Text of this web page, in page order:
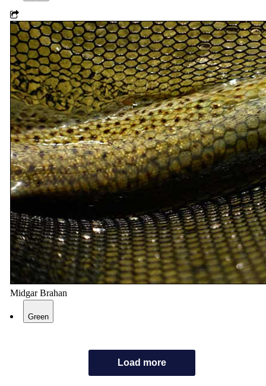
Midgar Brahan
Green
Load more